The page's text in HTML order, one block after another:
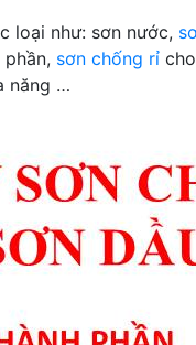
loại như: sơn nước,
sơn chống rỉ
năng …